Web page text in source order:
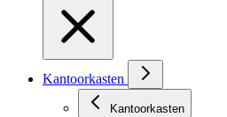
Kantoorkasten
Kantoorkasten